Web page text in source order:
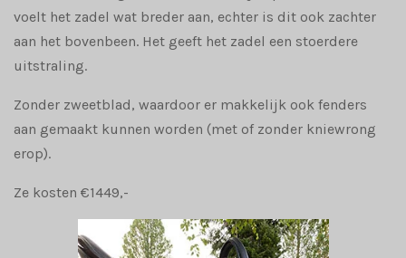
voelt het zadel wat breder aan, echter is dit ook zachter
aan het bovenbeen. Het geeft het zadel een stoerdere
uitstraling.
Zonder zweetblad, waardoor er makkelijk ook fenders
aan gemaakt kunnen worden (met of zonder kniewrong
erop).
Ze kosten €1449,-